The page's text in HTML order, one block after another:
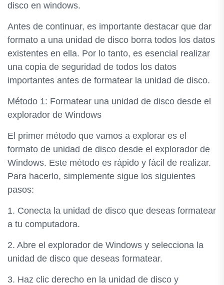
disco en windows.
Antes de continuar, es importante destacar que dar
formato a una unidad de disco borra todos los datos
existentes en ella. Por lo tanto, es esencial realizar
una copia de seguridad de todos los datos
importantes antes de formatear la unidad de disco.
Método 1: Formatear una unidad de disco desde el
explorador de Windows
El primer método que vamos a explorar es el
formato de unidad de disco desde el explorador de
Windows. Este método es rápido y fácil de realizar.
Para hacerlo, simplemente sigue los siguientes
pasos:
1. Conecta la unidad de disco que deseas formatear
a tu computadora.
2. Abre el explorador de Windows y selecciona la
unidad de disco que deseas formatear.
3. Haz clic derecho en la unidad de disco y